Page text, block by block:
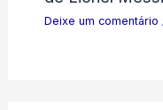
Deixe um comentário